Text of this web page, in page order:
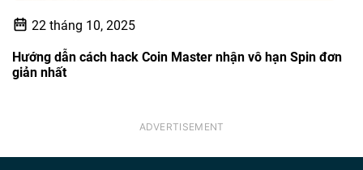
22 tháng 10, 2025
Hướng dẫn cách hack Coin Master nhận vô hạn Spin đơn
giản nhất